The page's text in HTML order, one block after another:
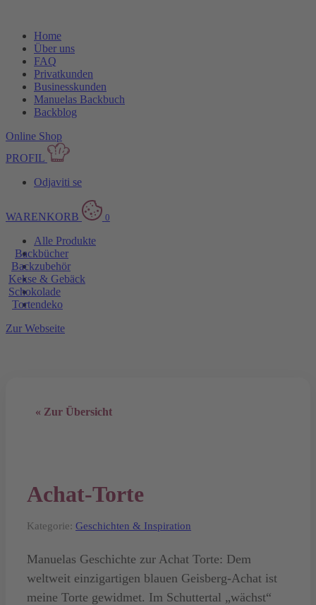
Home
Über uns
FAQ
Privatkunden
Businesskunden
Manuelas Backbuch
Backblog
Online Shop
PROFIL
Odjaviti se
WARENKORB 0
Alle Produkte
Backbücher
Backzubehör
Kekse & Gebäck
Schokolade
Tortendeko
Zur Webseite
« Zur Übersicht
Achat-Torte
Kategorie: Geschichten & Inspiration
Manuelas Geschichte zur Achat Torte: Dem
weltweit einzigartigen blauen Geisberg-Achat ist
meine Torte gewidmet. Im Schuttertal „wächst“